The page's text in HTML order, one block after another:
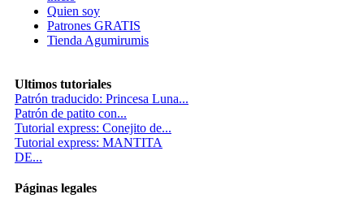
Quien soy
Patrones GRATIS
Tienda Agumirumis
Ultimos tutoriales
Patrón traducido: Princesa Luna...
Patrón de patito con...
Tutorial express: Conejito de...
Tutorial express: MANTITA
DE...
Páginas legales